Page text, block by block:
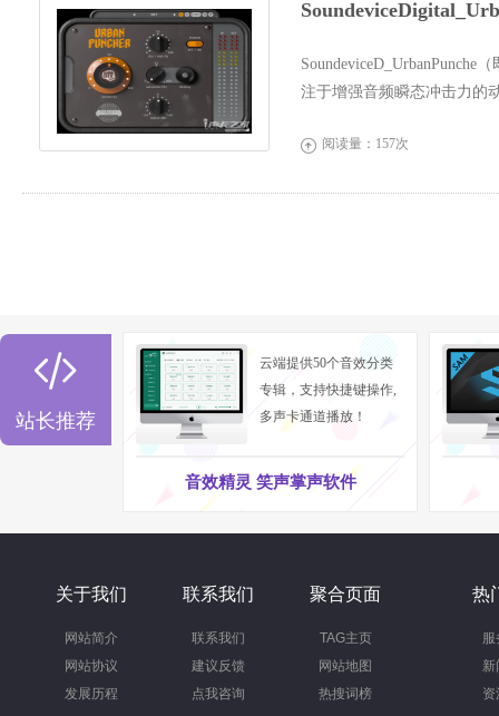
SoundeviceD_UrbanPunche
注于增强音频瞬态冲击力的
 阅读量：157次

站长推荐
云端提供50个音效分类
专辑，支持快捷键操作,
多声卡通道播放！
音效精灵 笑声掌声软件
关于我们
网站简介
网站协议
发展历程
联系我们
联系我们
建议反馈
点我咨询
聚合页面
TAG主页
网站地图
热搜词榜
热
服
新
资